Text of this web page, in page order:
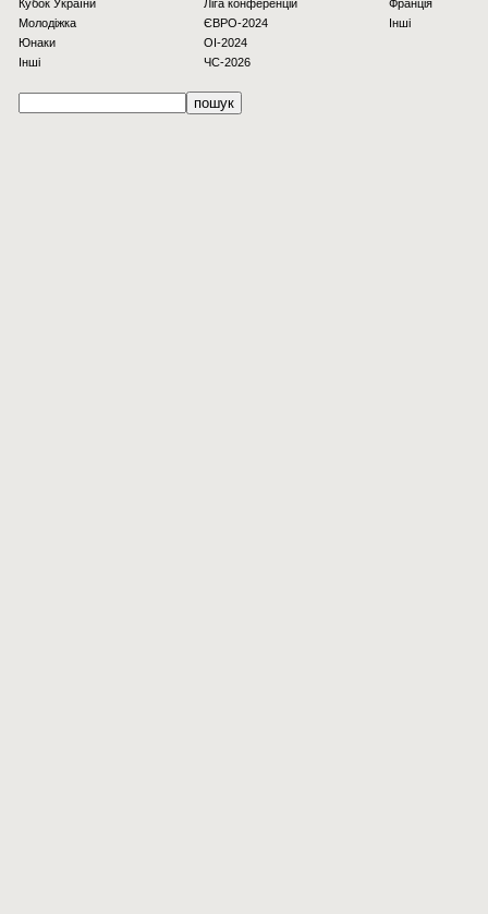
Кубок України
Молодіжка
Юнаки
Інші
Ліга конференцій
ЄВРО-2024
OI-2024
ЧС-2026
Франція
Інші